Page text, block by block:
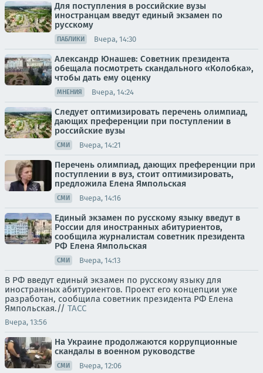
Для поступления в российские вузы
иностранцам введут единый экзамен по
русскому
ПАБЛИКИ Вчера, 14:30
Александр Юнашев: Советник президента
обещала посмотреть скандального «Колобка»,
чтобы дать ему оценку
МНЕНИЯ Вчера, 14:24
Следует оптимизировать перечень олимпиад,
дающих преференции при поступлении в
российские вузы
СМИ Вчера, 14:21
Перечень олимпиад, дающих преференции при
поступлении в вуз, стоит оптимизировать,
предложила Елена Ямпольская
СМИ Вчера, 14:16
Единый экзамен по русскому языку введут в
России для иностранных абитуриентов,
сообщила журналистам советник президента
РФ Елена Ямпольская
СМИ Вчера, 14:13
В РФ введут единый экзамен по русскому языку для
иностранных абитуриентов. Проект его концепции уже
разработан, сообщила советник президента РФ Елена
Ямпольская.// ТАСС
Вчера, 13:56
На Украине продолжаются коррупционные
скандалы в военном руководстве
СМИ Вчера, 12:06